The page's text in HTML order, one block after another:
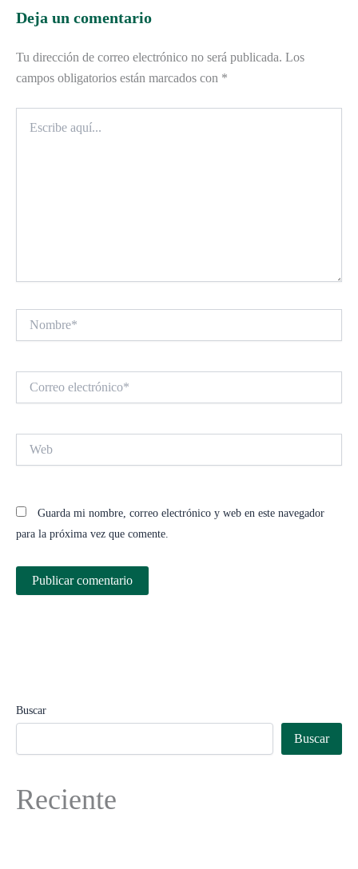
Deja un comentario
Tu dirección de correo electrónico no será publicada. Los
campos obligatorios están marcados con *
aquí...
electrónico*
Guarda mi nombre, correo electrónico y web en este navegador
para la próxima vez que comente.
Buscar
Buscar
Reciente